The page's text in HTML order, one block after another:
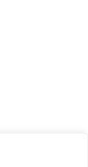
Carròs